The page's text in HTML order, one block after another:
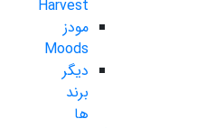
Harvest
مودز
Moods
دیگر
برند
ها